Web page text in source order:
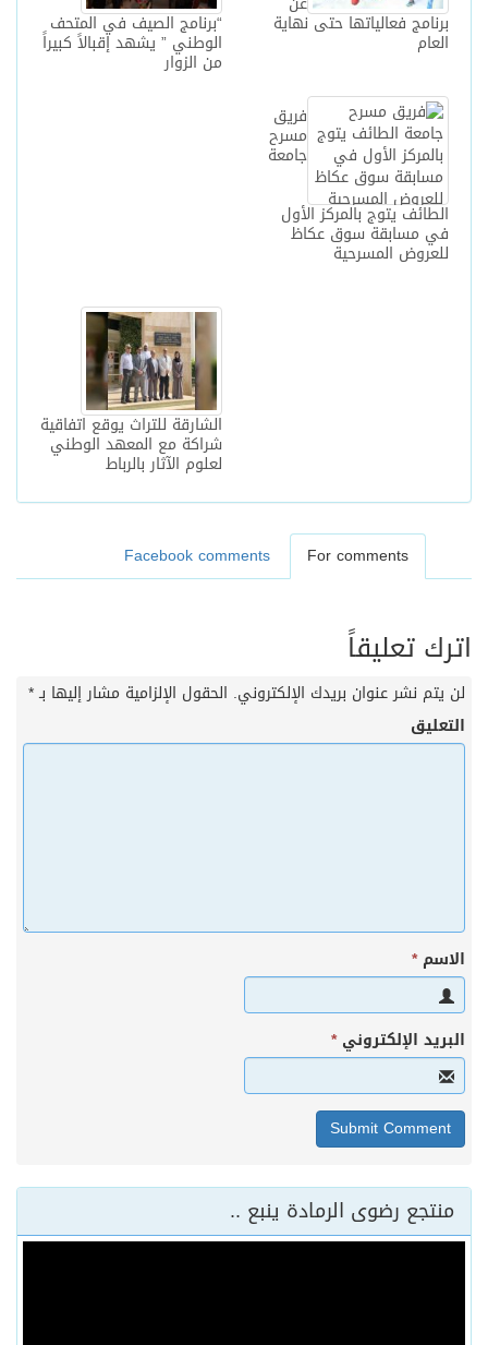
“برنامج الصيف في المتحف
الوطني ” يشهد إقبالاً كبيراً
من الزوار
برنامج فعالياتها حتى نهاية
العام
فريق
مسرح
جامعة
الطائف يتوج بالمركز الأول
في مسابقة سوق عكاظ
للعروض المسرحية
الشارقة للتراث يوقع اتفاقية
شراكة مع المعهد الوطني
لعلوم الآثار بالرباط
For comments
Facebook comments
اترك تعليقاً
لن يتم نشر عنوان بريدك الإلكتروني. الحقول الإلزامية مشار إليها بـ*
التعليق
الاسم*
البريد الإلكتروني*
منتجع رضوى الرمادة ينبع ..